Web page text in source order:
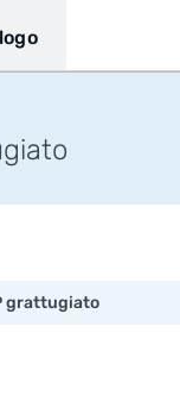
grattugiato